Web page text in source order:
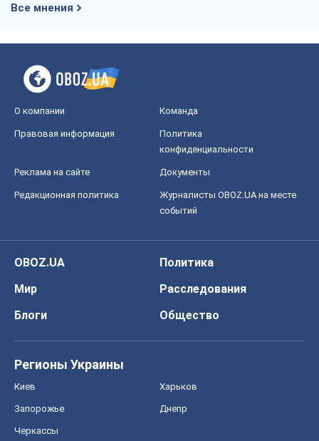
Все мнения
О компании Команда
Правовая информация
Политика
конфиденциальности
Реклама на сайте Документы
Редакционная политика
Журналисты OBOZ.UA на месте
событий
OBOZ.UA
Политика
Мир
Расследования
Блоги
Общество
Регионы Украины
Киев Харьков
Запорожье Днепр
Черкассы